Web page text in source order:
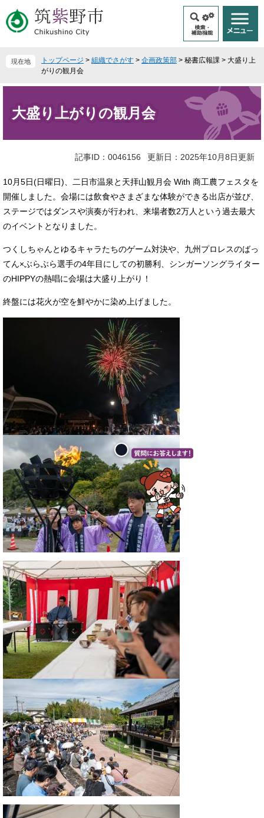
ー
ジ
ニ
ュ
へ
現在地 トップページ > 組織でさがす > 企画政策部 > 秘書広報課 > 大盛り上
がりの観月会
大盛り上がりの観月会
記事ID：0046156 更新日：2025年10月8日更新
10月5日(日曜日)、二日市温泉と天拝山観月会 With 商工農フェスタを
開催しました。会場には飲食やさまざまな体験ができる出店が並び、
ステージではダンスや演奏が行われ、来場者数2万人という過去最大
のイベントとなりました。
つくしちゃんとゆるキャラたちのゲーム対決や、九州プロレスのばっ
てん×ぶらぶら選手の4年目にしての初勝利、シンガーソングライター
のHIPPYの熱唱に会場は大盛り上がり！
終盤には花火が空を鮮やかに染め上げました。